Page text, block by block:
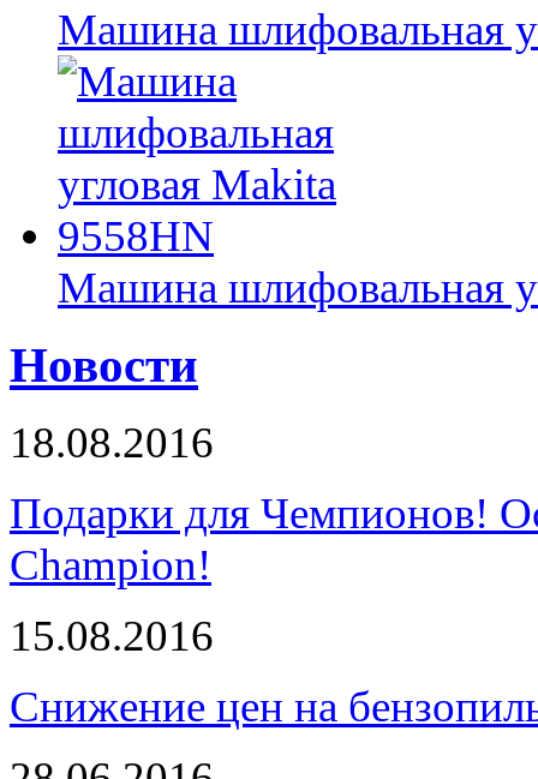
Машина шлифовальная
Машина шлифовальная
Новости
18.08.2016
Подарки для Чемпионов!
Champion!
15.08.2016
Снижение цен на